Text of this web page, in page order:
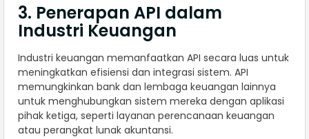
3. Penerapan API dalam
Industri Keuangan
Industri keuangan memanfaatkan API secara luas untuk
meningkatkan efisiensi dan integrasi sistem. API
memungkinkan bank dan lembaga keuangan lainnya
untuk menghubungkan sistem mereka dengan aplikasi
pihak ketiga, seperti layanan perencanaan keuangan
atau perangkat lunak akuntansi.